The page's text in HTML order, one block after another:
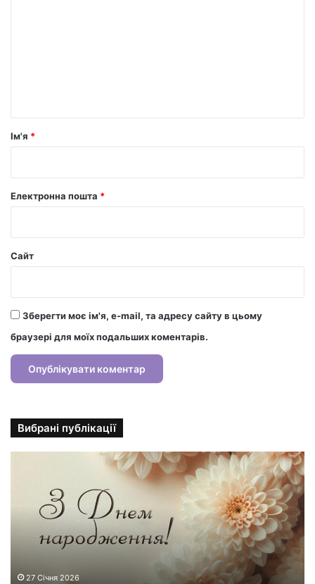
р
Ім'я *
Електронна пошта *
Сайт
Зберегти моє ім'я, e-mail, та адресу сайту в цьому
браузері для моїх подальших коментарів.
Вибрані публікації
27 Січня 2026